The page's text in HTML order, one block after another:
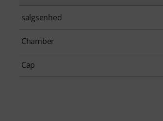
salgsenhed
Chamber
Cap